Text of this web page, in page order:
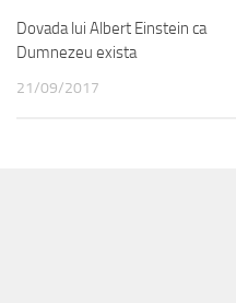
Dovada lui Albert Einstein ca
Dumnezeu exista
21/09/2017